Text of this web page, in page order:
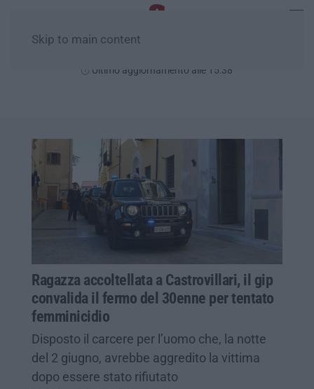
Skip to main content
Ultimo aggiornamento alle 15:38
Ragazza accoltellata a Castrovillari, il gip
convalida il fermo del 30enne per tentato
femminicidio
Disposto il carcere per l’uomo che, la notte
del 2 giugno, avrebbe aggredito la vittima
dopo essere stato rifiutato